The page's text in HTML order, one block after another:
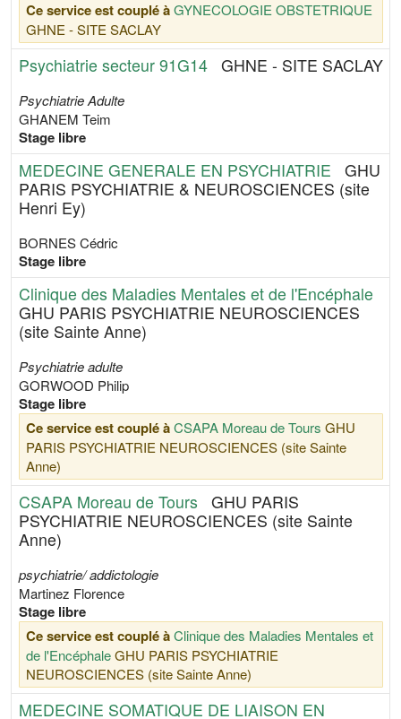
Ce service est couplé àGYNECOLOGIE OBSTETRIQUE
GHNE - SITE SACLAY
Psychiatrie secteur 91G14 GHNE - SITE SACLAY
Psychiatrie Adulte
GHANEM Teim
Stage libre
MEDECINE GENERALE EN PSYCHIATRIE
GHU
PARIS PSYCHIATRIE & NEUROSCIENCES (site
Henri Ey)
BORNES Cédric
Stage libre
Clinique des Maladies Mentales et de l'Encéphale
GHU PARIS PSYCHIATRIE NEUROSCIENCES
(site Sainte Anne)
Psychiatrie adulte
GORWOOD Philip
Stage libre
Ce service est couplé àCSAPA Moreau de Tours GHU
PARIS PSYCHIATRIE NEUROSCIENCES (site Sainte
Anne)
CSAPA Moreau de Tours
GHU PARIS
PSYCHIATRIE NEUROSCIENCES (site Sainte
Anne)
psychiatrie/ addictologie
Martinez Florence
Stage libre
Ce service est couplé àClinique des Maladies Mentales et
de l'EncéphaleGHU PARIS PSYCHIATRIE
NEUROSCIENCES (site Sainte Anne)
MEDECINE SOMATIQUE DE LIAISON EN